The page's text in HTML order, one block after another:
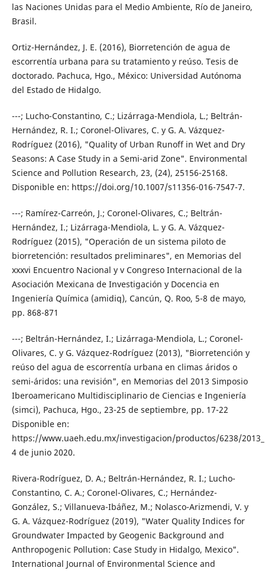
las Naciones Unidas para el Medio Ambiente, Río de Janeiro,
Brasil.
Ortiz-Hernández, J. E. (2016), Biorretención de agua de
escorrentía urbana para su tratamiento y reúso. Tesis de
doctorado. Pachuca, Hgo., México: Universidad Autónoma
del Estado de Hidalgo.
---; Lucho-Constantino, C.; Lizárraga-Mendiola, L.; Beltrán-
Hernández, R. I.; Coronel-Olivares, C. y G. A. Vázquez-
Rodríguez (2016), "Quality of Urban Runoff in Wet and Dry
Seasons: A Case Study in a Semi-arid Zone". Environmental
Science and Pollution Research, 23, (24), 25156-25168.
Disponible en: https://doi.org/10.1007/s11356-016-7547-7.
---; Ramírez-Carreón, J.; Coronel-Olivares, C.; Beltrán-
Hernández, I.; Lizárraga-Mendiola, L. y G. A. Vázquez-
Rodríguez (2015), "Operación de un sistema piloto de
biorretención: resultados preliminares", en Memorias del
xxxvi Encuentro Nacional y v Congreso Internacional de la
Asociación Mexicana de Investigación y Docencia en
Ingeniería Química (amidiq), Cancún, Q. Roo, 5-8 de mayo,
pp. 868-871
---; Beltrán-Hernández, I.; Lizárraga-Mendiola, L.; Coronel-
Olivares, C. y G. Vázquez-Rodríguez (2013), "Biorretención y
reúso del agua de escorrentía urbana en climas áridos o
semi-áridos: una revisión", en Memorias del 2013 Simposio
Iberoamericano Multidisciplinario de Ciencias e Ingeniería
(simci), Pachuca, Hgo., 23-25 de septiembre, pp. 17-22
Disponible en:
https://www.uaeh.edu.mx/investigacion/productos/6238/
4 de junio 2020.
Rivera-Rodríguez, D. A.; Beltrán-Hernández, R. I.; Lucho-
Constantino, C. A.; Coronel-Olivares, C.; Hernández-
González, S.; Villanueva-Ibáñez, M.; Nolasco-Arizmendi, V. y
G. A. Vázquez-Rodríguez (2019), "Water Quality Indices for
Groundwater Impacted by Geogenic Background and
Anthropogenic Pollution: Case Study in Hidalgo, Mexico".
International Journal of Environmental Science and